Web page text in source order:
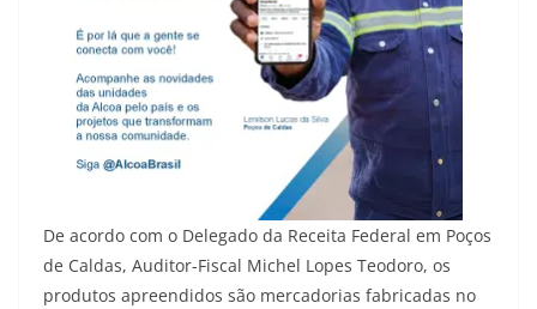
De acordo com o Delegado da Receita Federal em Poços
de Caldas, Auditor-Fiscal Michel Lopes Teodoro, os
produtos apreendidos são mercadorias fabricadas no